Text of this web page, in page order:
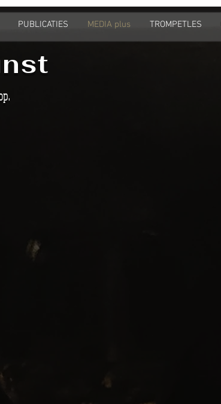
PUBLICATIES MEDIA plus TROMPETLES